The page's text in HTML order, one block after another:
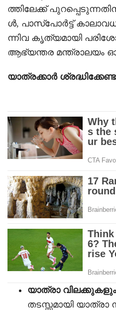
ത്തിലേക്ക്
ൾ, പാസ്‌പോർട്ട്
ന്നിവ കൃത്യമായി
ആഭ്യന്തര മന്ത്രാലയം
യാത്രക്കാർ
യാത്രാ
തടസ്സമായി യാത്രാ